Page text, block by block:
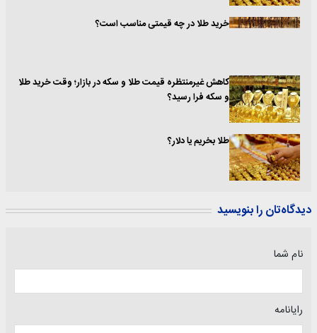
خرید طلا در چه قیمتی مناسب است؟
کاهش غیرمنتظره قیمت طلا و سکه در بازار؛ وقت خرید طلا
و سکه فرا رسید؟
طلا بخریم یا دلار؟
دیدگاه‌تان را بنویسید
نام شما
رایانامه